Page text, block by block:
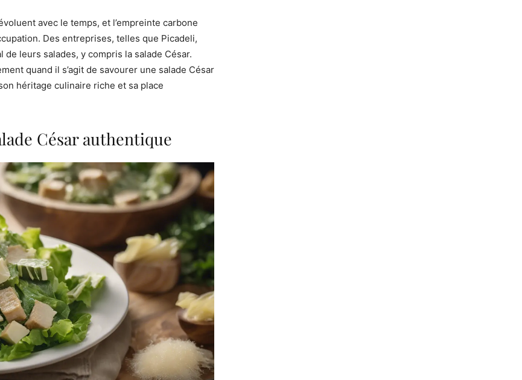
avec le temps, et l’empreinte carbone
Des entreprises, telles que Picadeli,
leurs salades, y compris la salade César.
quand il s’agit de savourer une salade César
héritage culinaire riche et sa place
César authentique